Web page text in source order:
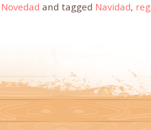
Novedad and tagged Navidad,